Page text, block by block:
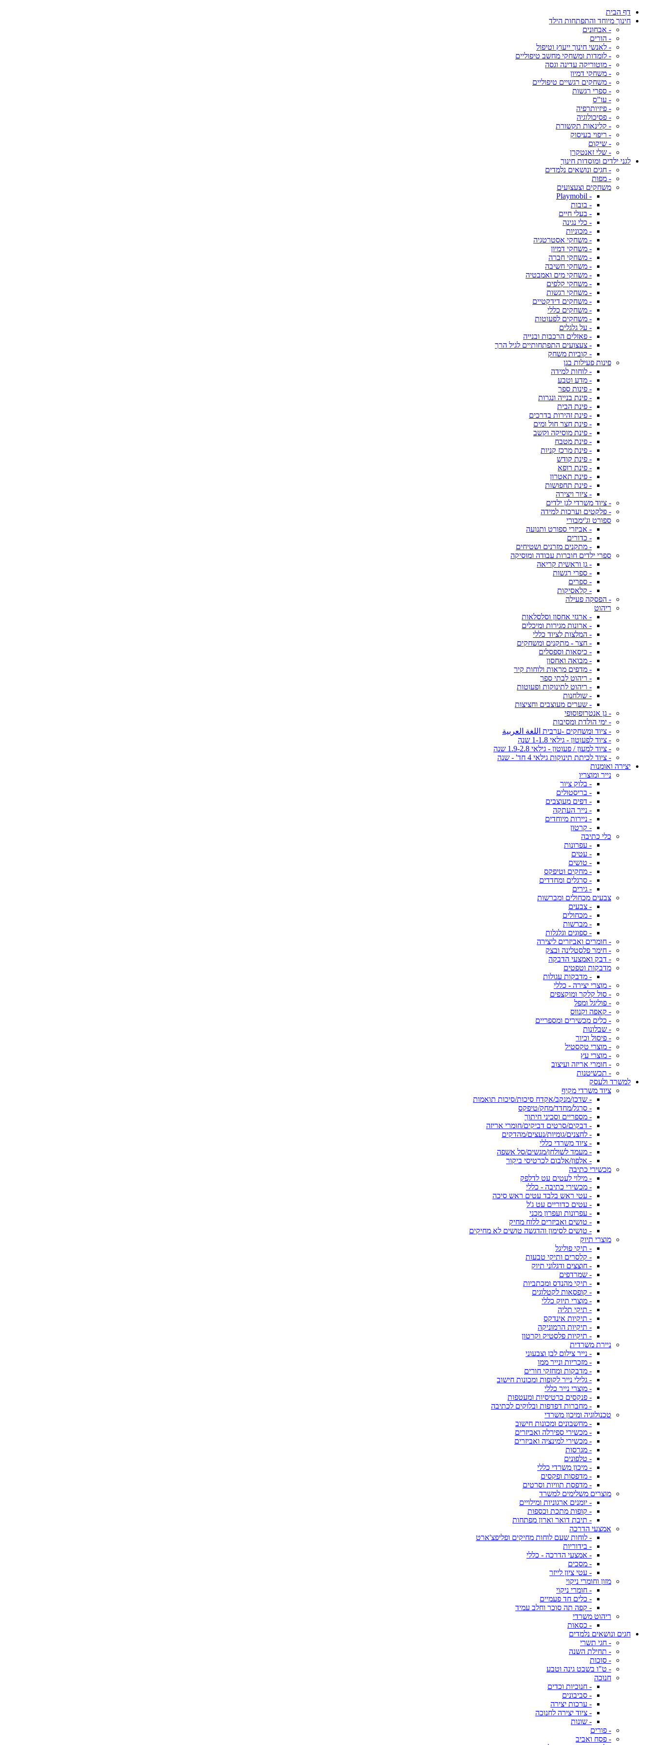
דף הבית
חינוך מיוחד והתפתחות הילד
- אבחונים
- הורים
- לאנשי חינוך ייעוץ וטיפול
- לומדות ומשחקי מחשב טיפוליים
- מוטוריקה עדינה וגסה
- משחקי דמיון
- משחקים רגשיים טיפוליים
- ספרי רגשות
- עו"ס
- פיזיותרפיה
- פסיכולוגיה
- קלינאות תקשורת
- ריפוי בעיסוק
- שיקום
- שלי זאנטקרן
לגני ילדים ומוסדות חינוך
- חגים ונושאים נלמדים
- מפות
משחקים וצעצועים
- Playmobil
- בובות
- בעלי חיים
- כלי נגינה
- מכוניות
- משחקי אסטרטגיה
- משחקי דמיון
- משחקי חברה
- משחקי חשיבה
- משחקי מים ואמבטיה
- משחקי קלפים
- משחקי רגשות
- משחקים דידקטיים
- משחקים כללי
- משחקים לפעוטות
- על גלגלים
- פאזלים הרכבות ובנייה
- צעצועים התפתחותיים לגיל הרך
- קוביות משחק
פינות פעילות בגן
- לוחות למידה
- מדע וטבע
- פינות ספר
- פינת בנייה ונגרות
- פינת הבית
- פינת זהירות בדרכים
- פינת חצר חול ומים
- פינת מוסיקה וקשב
- פינת מטבח
- פינת מרכז קניות
- פינת קודש
- פינת רופא
- פינת תאטרון
- פינת תחפושות
- ציור ויצירה
- ציוד משרדי לגן ילדים
- פלקטים וערכות למידה
ספורט וג'ימבורי
- אביזרי ספורט ותנועה
- כדורים
- מתקנים מזרנים ושטיחים
ספרי ילדים חוברות עבודה ומוסיקה
- גן וראשית קריאה
- ספרי רגשות
- ספרים
- קלאסיקות
- הפסקה פעילה
ריהוט
- ארגזי אחסון וסלסלאות
- ארונות מגירות ומיכלים
- המלצות לציוד כללי
- חצר - מתקנים ומשחקים
- כיסאות וספסלים
- מבואה ואחסון
- מדפים מראות ולוחות קיר
- ריהוט לבתי ספר
- ריהוט לתינוקות ופעוטות
- שולחנות
- שערים מעוצבים וחציצות
- גן אנטרופוסופי
- ימי הולדת ומסיבות
- ציוד ומשחקים -ערבית اللغة العربية
- ציוד לפעוטון - גילאי 1-1.8 שנה
- ציוד למעון / פעוטון - גילאי 1.9-2.8 שנה
- ציוד לכיתת תינוקות גילאי 4 חד' - שנה
יצירה ואומנות
נייר ומוצריו
- בלוק ציור
- בריסטולים
- דפים מעוצבים
- נייר העתקה
- ניירות מיוחדים
- קרטון
כלי כתיבה
- עפרונות
- עטים
- טושים
- מחקים וטיפקס
- סרגלים ומחדדים
- גירים
צבעים מכחולים ומברשות
- צבעים
- מכחולים
- מברשות
- ספוגים וגלגלות
- חומרים ואביזרים ליצירה
- חימר פלסטלינה ובצק
- דבק ואמצעי הדבקה
מדבקות וטפטים
- מדבקות עגולות
- מוצרי יצירה - כללי
- סול קלקר ומוקצפים
- פוליגל ומפל
- קאפה וקנווס
- כלים מכשירים ומספריים
- שבלונות
- פיסול וכיור
- מוצרי טקסטיל
- מוצרי עץ
- חומרי אריזה ועיצוב
- תכשיטנות
למשרד ולעסק
ציוד משרדי מקיף
- שדכן/מנקב/אקדח סיכות/סיכות תואמות
- סרגל/מחדד/מחק/טיפקס
- מספריים וסכיני חיתוך
- דבקים/סרטים דביקים/חומרי אריזה
- לחצנים/גומיות/נעצים/מהדקים
- ציוד משרדי כללי
- מעמד לשולחן/מגשים/סל אשפה
- אלפון/אלבום לכרטיסי ביקור
מכשירי כתיבה
- מילוי לעטים עט לדלפק
- מכשירי כתיבה - כללי
- עטי ראש בלבד עטים ראש סיכה
- עטים כדוריים עט ג'ל
- עפרונות ועפרון מכני
- טושים ואביזרים ללוח מחיק
- טושים לסימון והדגשה טושים לא מחיקים
מוצרי תיוק
- תיקי פוליגל
- קלסרים ותיקי טבעות
- חוצצים ודגלוני תיוק
- שמרדפים
- תיקי מהנדס ומכתביות
- קופסאות לקטלוגים
- מוצרי תיוק כללי
- תיקי תליה
- תיקיות אינדקס
- תיקיות הרמוניקה
- תיקיות פלסטיק וקרטון
ניירת משרדית
- נייר צילום לבן וצבעוני
- מזכריות ונייר ממו
- מדבקות ומחזקי חורים
- גלילי נייר לקופות ומכונות חישוב
- מוצרי נייר כללי
- פנקסים כרטיסיות ומעטפות
- מחברות דפדפות ובלוקים לכתיבה
טכנולוגיה ומיכון משרדי
- מחשבונים ומכונות חישוב
- מכשירי ספירלה ואביזרים
- מכשירי למינציה ואביזרים
- מגרסות
- טלפונים
- מיכון משרדי כללי
- מדפסות ופקסים
- מדפסת תוויות וסרטים
מוצרים משלימים למשרד
- יומנים ארגוניות ומילויים
- קופות מתכת וכספות
- תיבת דואר וארון מפתחות
אמצעי הדרכה
- לוחות שעם לוחות מחיקים ופליפצ'ארט
- בידוריות
- אמצעי הדרכה - כללי
- מסכים
- עטי ציון לייזר
מזון וחומרי ניקוי
- חומרי ניקוי
- כלים חד פעמיים
- קפה תה סוכר וחלב עמיד
ריהוט משרדי
- כסאות
חגים ונושאים נלמדים
- חגי תשרי
- תחילת השנה
- סוכות
- ט"ו בשבט גינה וטבע
חנוכה
- חנוכיות וכדים
- סביבונים
- ערכות יצירה
- ציוד יצירה לחנוכה
- שונות
- פורים
- פסח ואביב